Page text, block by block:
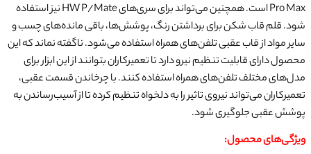
Pro Max است. همچنین می‌تواند برای سری‌های HW P/Mate نیز استفاده
شود​​​​. قلم قاب شکن برای برداشتن رنگ، پوشش‌ها، باقی مانده‌های چسب و
سایر مواد از قاب عقبی تلفن‌های همراه استفاده می‌شود​​. ناگفته نماند که این
محصول دارای قابلیت تنظیم نیرو دارد تا تعمیرکاران بتوانند از این ابزار برای
مدل‌های مختلف تلفن‌های همراه استفاده کنند. با چرخاندن قسمت عقبی،
تعمیرکاران می‌تواند نیروی تاثیر را به دلخواه تنظیم کرده تا از آسیب‌رساندن به
پوشش عقبی جلوگیری شود​​.
ویژگی‌های محصول: